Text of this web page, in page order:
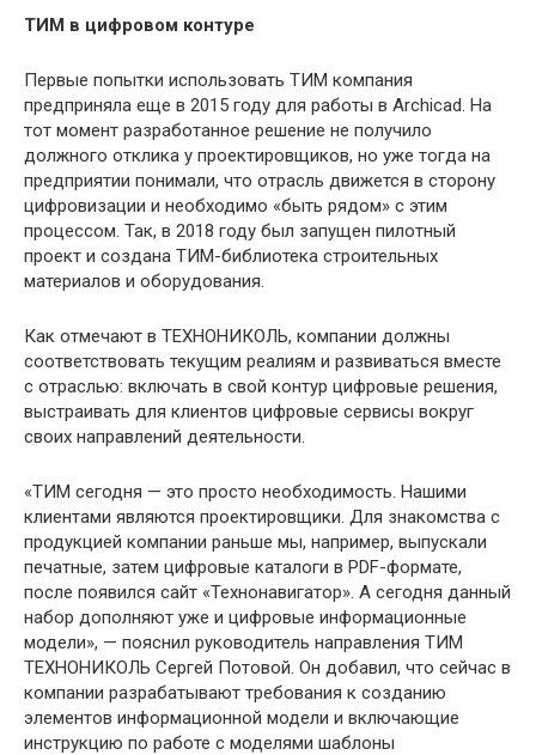
ТИМ в цифровом контуре
Первые попытки использовать ТИМ компания
предприняла еще в 2015 году для работы в Archicad. На
тот момент разработанное решение не получило
должного отклика у проектировщиков, но уже тогда на
предприятии понимали, что отрасль движется в сторону
цифровизации и необходимо «быть рядом» с этим
процессом. Так, в 2018 году был запущен пилотный
проект и создана ТИМ-библиотека строительных
материалов и оборудования.
Как отмечают в ТЕХНОНИКОЛЬ, компании должны
соответствовать текущим реалиям и развиваться вместе
с отраслью: включать в свой контур цифровые решения,
выстраивать для клиентов цифровые сервисы вокруг
своих направлений деятельности.
«ТИМ сегодня — это просто необходимость. Нашими
клиентами являются проектировщики. Для знакомства с
продукцией компании раньше мы, например, выпускали
печатные, затем цифровые каталоги в PDF-формате,
после появился сайт «Технонавигатор». А сегодня данный
набор дополняют уже и цифровые информационные
модели», — пояснил руководитель направления ТИМ
ТЕХНОНИКОЛЬ Сергей Потовой. Он добавил, что сейчас в
компании разрабатывают требования к созданию
элементов информационной модели и включающие
инструкцию по работе с моделями шаблоны